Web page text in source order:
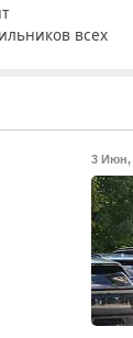
всех
бесплатный.
3 Июн,